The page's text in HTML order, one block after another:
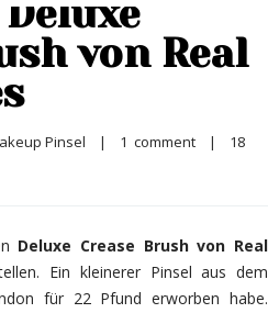
von Real
Pinsel | 1  comment |
18
Deluxe Crease Brush von Real
Ein kleinerer Pinsel aus dem
für 22 Pfund erworben habe.